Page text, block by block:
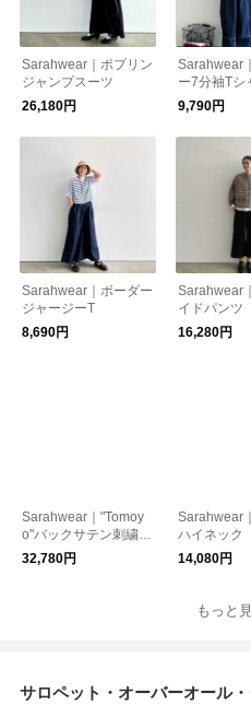
Sarahwear｜ポプリン
ジャンプスーツ
26,180円
Sarahwear
ー7分袖Tシ
9,790円
Sarahwear｜ボーダー
ジャージーT
8,690円
Sarahwear
イドパンツ
16,280円
Sarahwear｜"Tomoy
o"バックサテン刺繍ド
レス
32,780円
Sarahwear
ハイネック
14,080円
もっと
サロペット・オーバーオール